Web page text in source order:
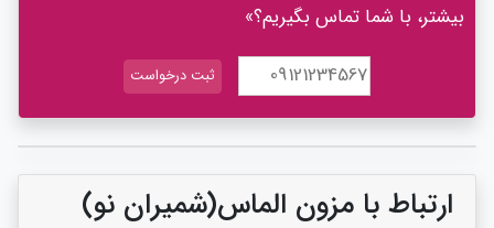
بیشتر، با شما تماس بگیریم؟»
ارتباط با مزون الماس(شمیران نو)